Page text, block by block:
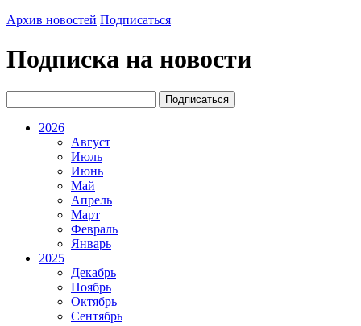
Архив новостей Подписаться
Подписка на новости
2026
Август
Июль
Июнь
Май
Апрель
Март
Февраль
Январь
2025
Декабрь
Ноябрь
Октябрь
Сентябрь